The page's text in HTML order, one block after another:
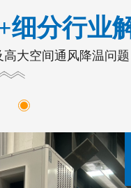
细分行业
大空间通风降温问题